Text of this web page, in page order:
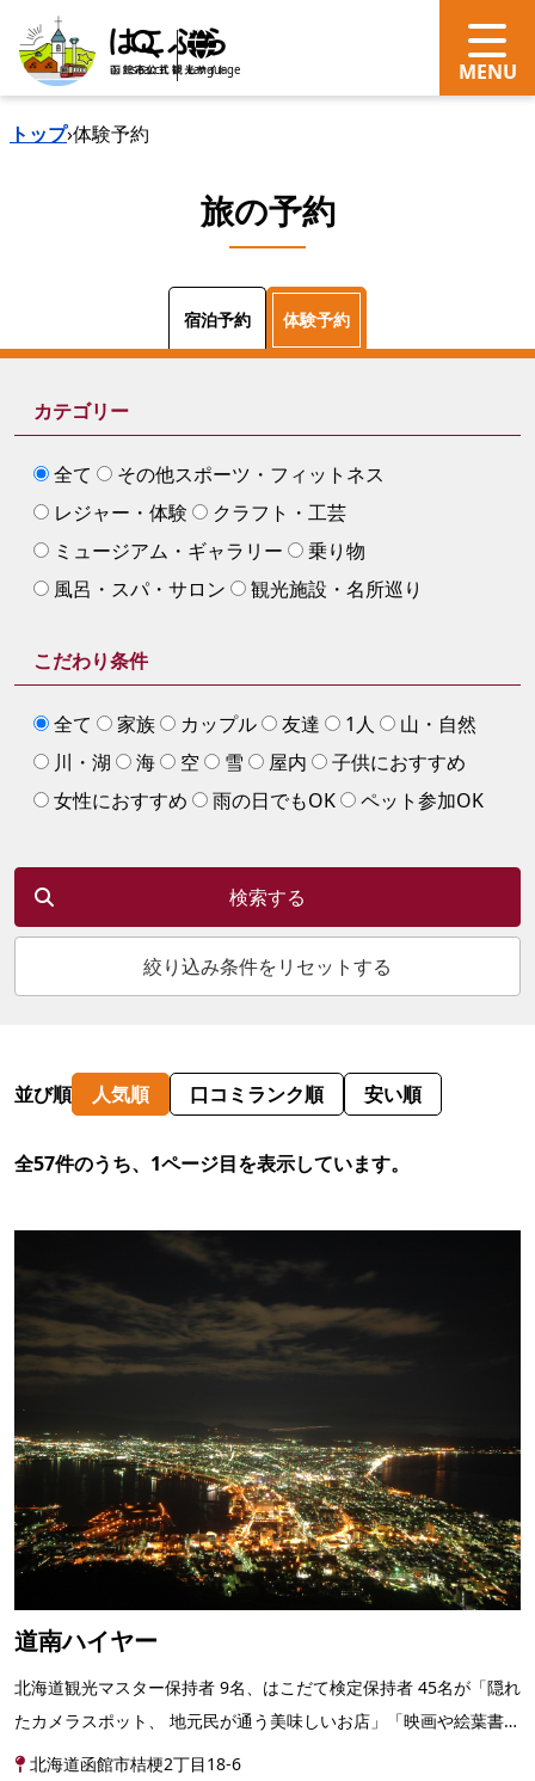
search Language
トップ›体験予約
旅の予約
宿泊予約 体験予約
カテゴリー
全て
その他スポーツ・フィットネス
レジャー・体験
クラフト・工芸
ミュージアム・ギャラリー
乗り物
風呂・スパ・サロン
観光施設・名所巡り
こだわり条件
全て 家族 カップル 友達 1人
山・自然
川・湖
海 空 雪 屋内
子供におすすめ
女性におすすめ
雨の日でもOK ペット参加OK
検索する
絞り込み条件をリセットする
並び順 人気順 口コミランク順 安い順
全57件のうち、1ページ目を表示しています。
道南ハイヤー
北海道観光マスター保持者 9名、はこだて検定保持者 45名が「隠れ
たカメラスポット、 地元民が通う美味しいお店」「映画や絵葉書で
見た景色」にご案内いたします。 普通タクシー75...
北海道函館市桔梗2丁目18-6